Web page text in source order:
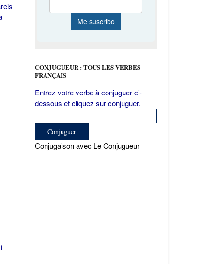
CONJUGUEUR : TOUS LES VERBES
FRANÇAIS
Entrez votre verbe à conjuguer ci-
dessous et cliquez sur conjuguer.
Conjugaison avec Le Conjugueur